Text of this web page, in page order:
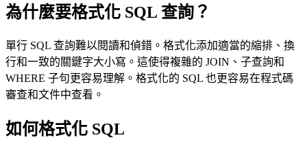
為什麼要格式化 SQL 查詢？
單行 SQL 查詢難以閱讀和偵錯。格式化添加適當的縮排、換
行和一致的關鍵字大小寫。這使得複雜的 JOIN、子查詢和
WHERE 子句更容易理解。格式化的 SQL 也更容易在程式碼
審查和文件中查看。
如何格式化 SQL